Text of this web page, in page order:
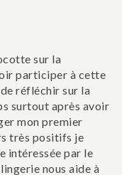
sur la
participer à cette
réfléchir sur la
surtout après avoir
mon premier
très positifs je
intéressée par le
nous aide à